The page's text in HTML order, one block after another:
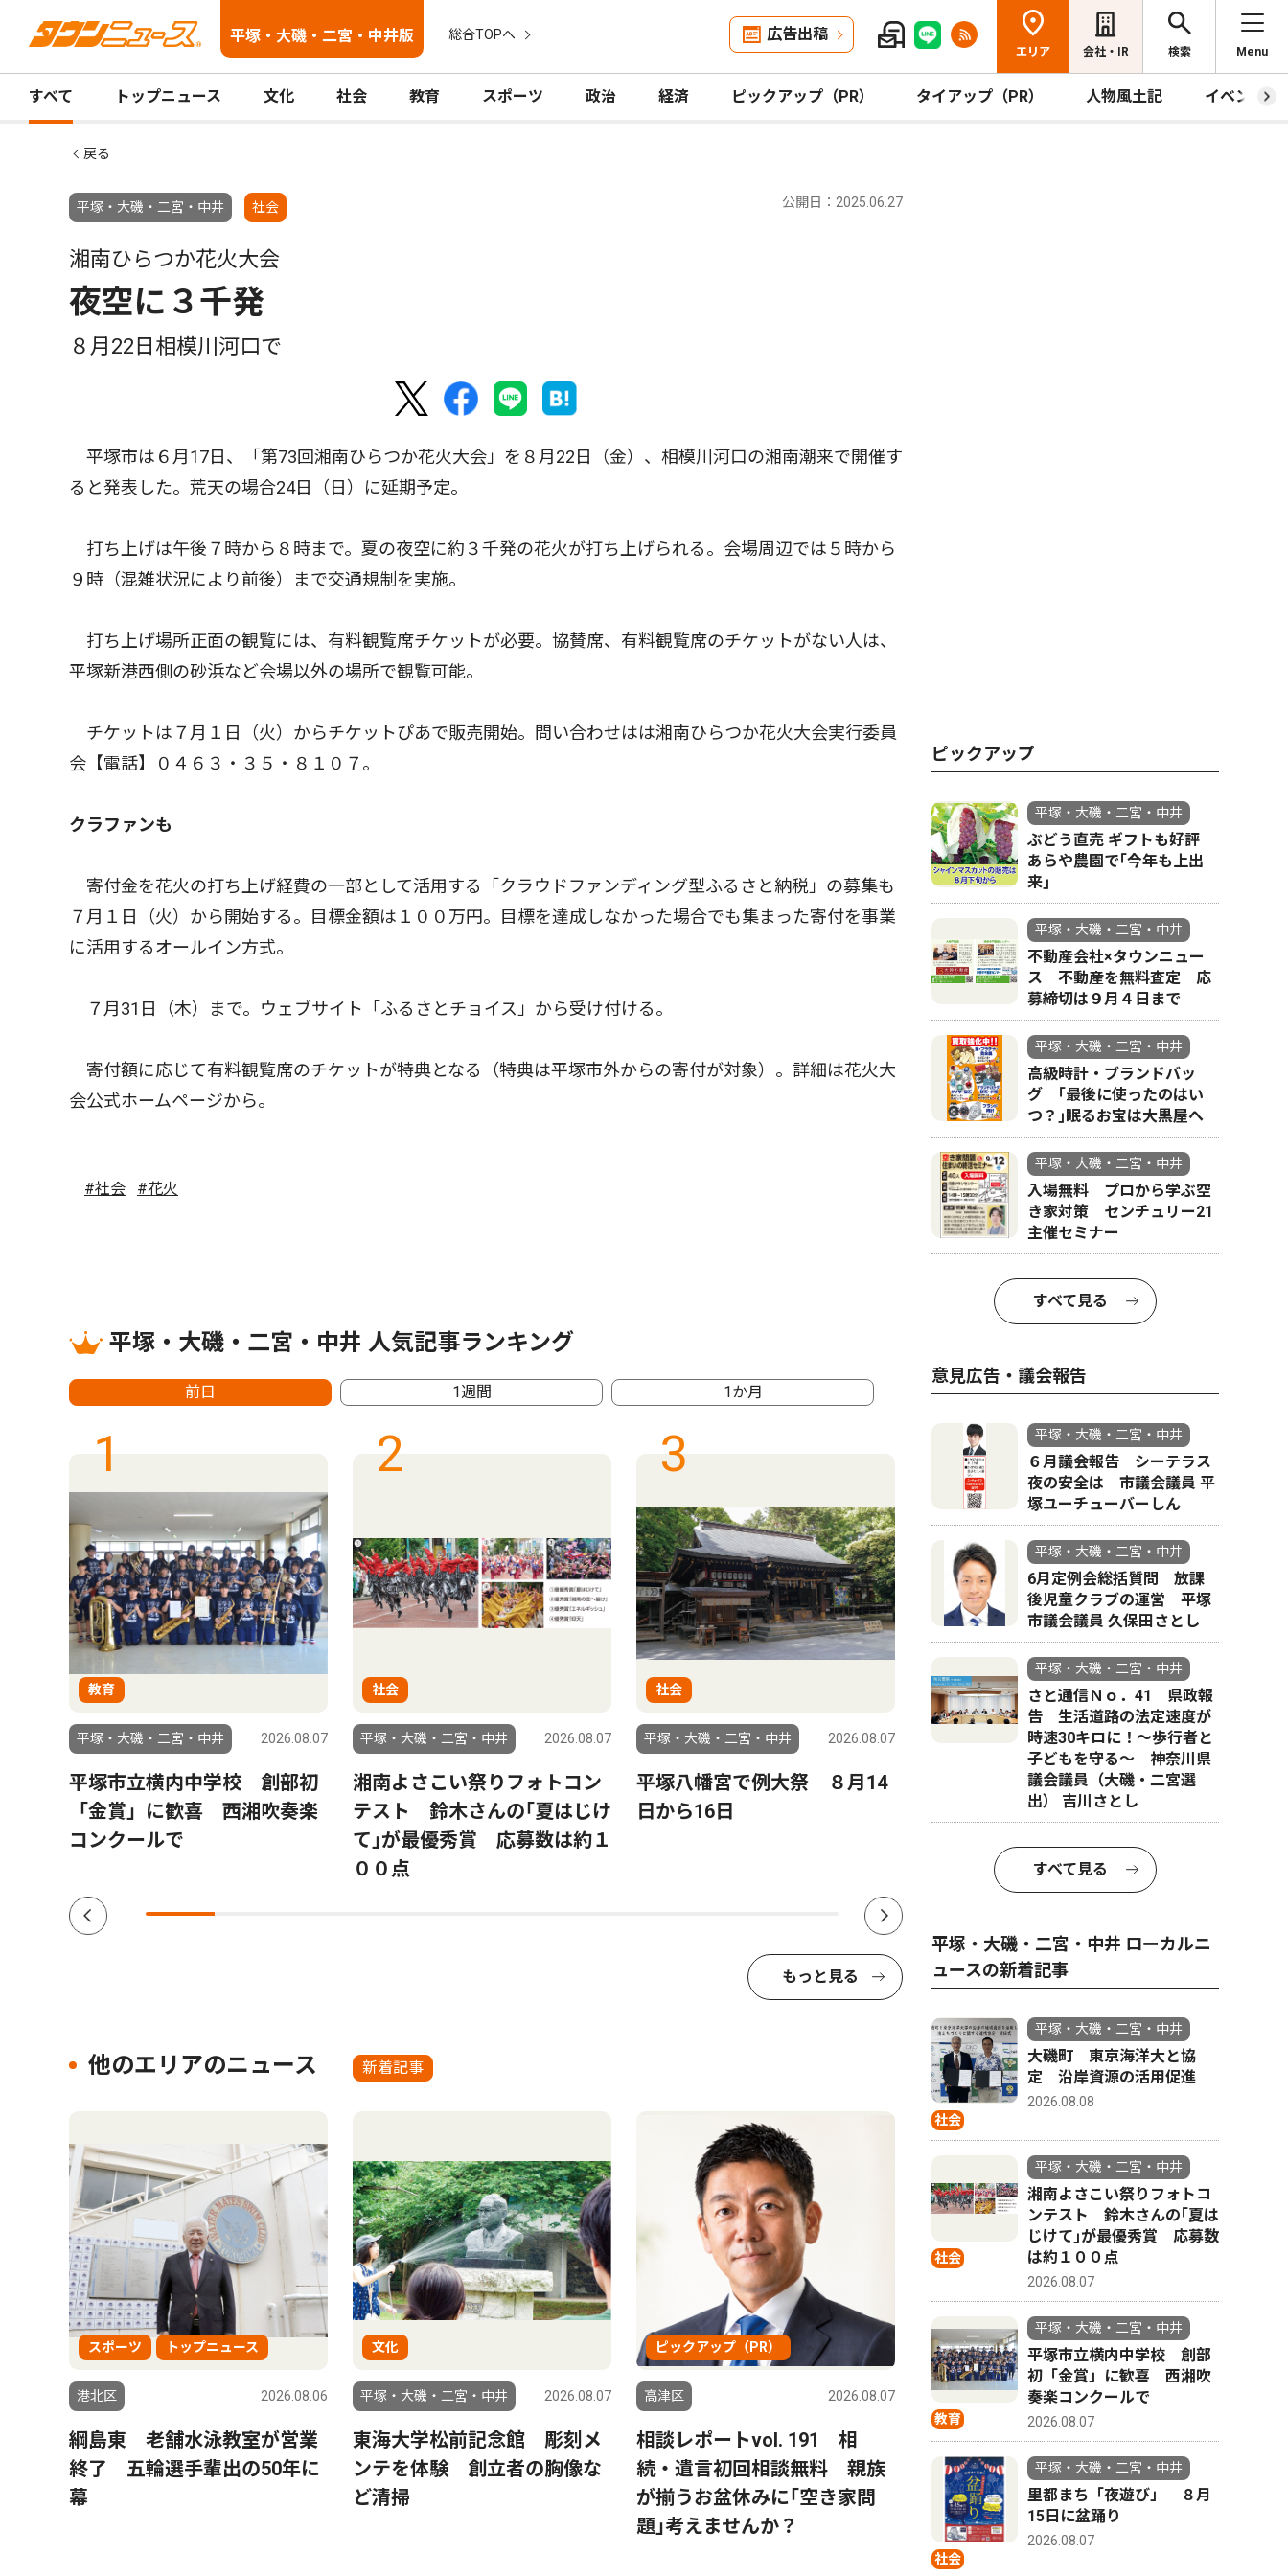
平塚・大磯・二宮・中井版 総合TOPへ 広告出稿
エリア 会社・IR 検索 Menu
すべて トップニュース 文化 社会 教育 スポーツ 政治 経済 ピックアップ（PR） タイアップ（PR） 人物風土記 イベント
戻る
平塚・大磯・二宮・中井 社会 公開日：2025.06.27
湘南ひらつか花火大会
夜空に３千発
８月22日相模川河口で
平塚市は６月17日、「第73回湘南ひらつか花火大会」を８月22日（金）、相模川河口の湘南潮来で開催す
ると発表した。荒天の場合24日（日）に延期予定。
打ち上げは午後７時から８時まで。夏の夜空に約３千発の花火が打ち上げられる。会場周辺では５時から
９時（混雑状況により前後）まで交通規制を実施。
打ち上げ場所正面の観覧には、有料観覧席チケットが必要。協賛席、有料観覧席のチケットがない人は、
平塚新港西側の砂浜など会場以外の場所で観覧可能。
チケットは７月１日（火）からチケットぴあで販売開始。問い合わせはは湘南ひらつか花火大会実行委員
会【電話】０４６３・３５・８１０７。
クラファンも
寄付金を花火の打ち上げ経費の一部として活用する「クラウドファンディング型ふるさと納税」の募集も
７月１日（火）から開始する。目標金額は１００万円。目標を達成しなかった場合でも集まった寄付を事業
に活用するオールイン方式。
７月31日（木）まで。ウェブサイト「ふるさとチョイス」から受け付ける。
寄付額に応じて有料観覧席のチケットが特典となる（特典は平塚市外からの寄付が対象）。詳細は花火大
会公式ホームページから。
#社会 #花火
平塚・大磯・二宮・中井 人気記事ランキング
前日 1週間 1か月
1
教育
平塚・大磯・二宮・中井 2026.08.07
平塚市立横内中学校 創部初
「金賞」に歓喜 西湘吹奏楽
コンクールで
2
社会
平塚・大磯・二宮・中井 2026.08.07
湘南よさこい祭りフォトコン
テスト 鈴木さんの｢夏はじけ
て｣が最優秀賞 応募数は約１
００点
3
社会
平塚・大磯・二宮・中井 2026.08.07
平塚八幡宮で例大祭 ８月14
日から16日
4
人物風土記
平塚・大磯・二宮・中井 2026.08.07
8月23日（日）に映画会を主
催する平塚市南図書館館長
在住 42歳
もっと見る
他のエリアのニュース 新着記事
スポーツ トップニュース
港北区 2026.08.06
綱島東 老舗水泳教室が営業
終了 五輪選手輩出の50年に
幕
文化
平塚・大磯・二宮・中井 2026.08.07
東海大学松前記念館 彫刻メ
ンテを体験 創立者の胸像な
ど清掃
ピックアップ（PR）
高津区 2026.08.07
相談レポートvol. 191 相
続・遺言初回相談無料 親族
が揃うお盆休みに｢空き家問
題｣考えませんか？
ピックアップ
平塚・大磯・二宮・中井
ぶどう直売 ギフトも好評
あらや農園で｢今年も上出
来｣
平塚・大磯・二宮・中井
不動産会社×タウンニュー
ス 不動産を無料査定 応
募締切は９月４日まで
平塚・大磯・二宮・中井
高級時計・ブランドバッ
グ ｢最後に使ったのはい
つ？｣眠るお宝は大黒屋へ
平塚・大磯・二宮・中井
入場無料 プロから学ぶ空
き家対策 センチュリー21
主催セミナー
すべて見る
意見広告・議会報告
平塚・大磯・二宮・中井
６月議会報告 シーテラス
夜の安全は 市議会議員 平
塚ユーチューバーしん
平塚・大磯・二宮・中井
6月定例会総括質問 放課
後児童クラブの運営 平塚
市議会議員 久保田さとし
平塚・大磯・二宮・中井
さと通信Ｎｏ．41 県政報
告 生活道路の法定速度が
時速30キロに！〜歩行者と
子どもを守る〜 神奈川県
議会議員（大磯・二宮選
出） 吉川さとし
すべて見る
平塚・大磯・二宮・中井 ローカルニ
ュースの新着記事
社会
平塚・大磯・二宮・中井
大磯町 東京海洋大と協
定 沿岸資源の活用促進
2026.08.08
社会
平塚・大磯・二宮・中井
湘南よさこい祭りフォトコ
ンテスト 鈴木さんの｢夏は
じけて｣が最優秀賞 応募数
は約１００点
2026.08.07
教育
平塚・大磯・二宮・中井
平塚市立横内中学校 創部
初「金賞」に歓喜 西湘吹
奏楽コンクールで
2026.08.07
社会
平塚・大磯・二宮・中井
里都まち「夜遊び」 ８月
15日に盆踊り
2026.08.07